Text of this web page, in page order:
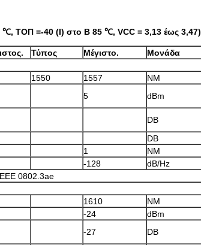
℃, ΤΟΠ =-40 (I) στο Β 85 ℃, VCC = 3,13 έως 3,47)
Τύπος Μέγιστο. Μονάδα
1550 1557
NM
5 dBm
DB
DB
1
NM
-128
dB/Hz
0802.3ae
1610
NM
-24 dBm
-27
DB